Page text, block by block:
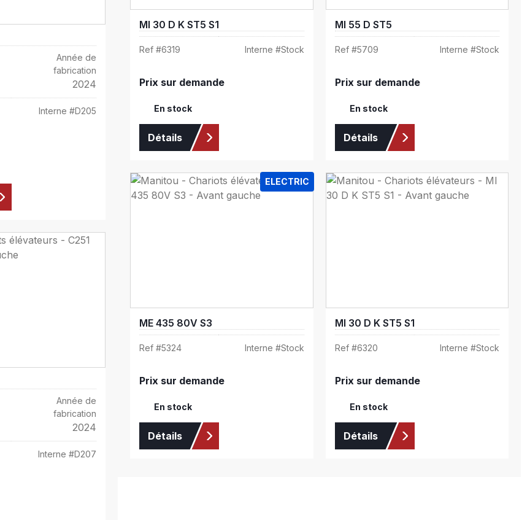
Année de
fabrication
2024
Interne #D205
Année de
fabrication
2024
Interne #D207
MI 30 D K ST5 S1
Ref #6319 Interne #Stock
Prix sur demande
En stock
Détails
MI 55 D ST5
Ref #5709 Interne #Stock
Prix sur demande
En stock
Détails
ELECTRIC
ME 435 80V S3
Ref #5324 Interne #Stock
Prix sur demande
En stock
Détails
MI 30 D K ST5 S1
Ref #6320 Interne #Stock
Prix sur demande
En stock
Détails